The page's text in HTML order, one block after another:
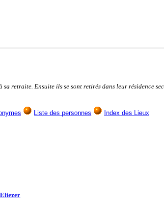
retraite. Ensuite ils se sont retirés dans leur résidence
Liste des personnes Index des Lieux